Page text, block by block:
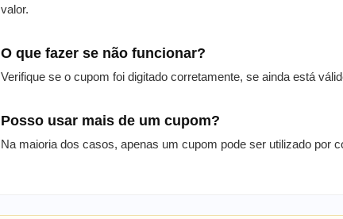
valor.
O que fazer se não funcionar?
Verifique se o cupom foi digitado corretamente, se ainda está
Posso usar mais de um cupom?
Na maioria dos casos, apenas um cupom pode ser utilizado por